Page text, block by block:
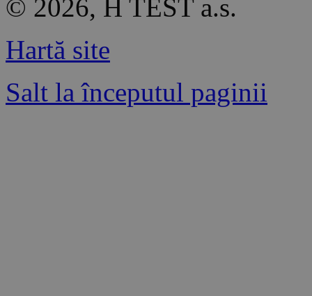
© 2026, H TEST a.s.
Hartă site
Salt la începutul paginii